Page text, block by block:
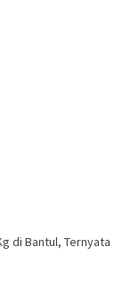
di Bantul, Ternyata